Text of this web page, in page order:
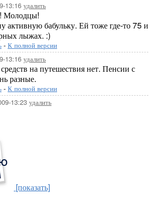
13:16 удалить
Молодцы!
активную бабульку. Ей тоже где-то 75 и
лыжах. :)
- К полной версии
13:16 удалить
на путешествия нет. Пенсии с
разные.
- К полной версии
13:23 удалить
[показать]